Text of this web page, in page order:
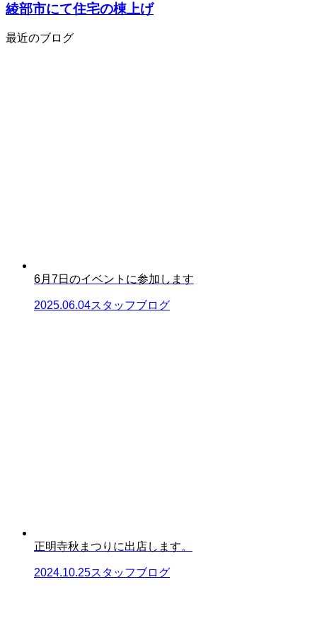
綾部市にて住宅の棟上げ
最近のブログ
6月7日のイベントに参加します
2025.06.04スタッフブログ
正明寺秋まつりに出店します。
2024.10.25スタッフブログ